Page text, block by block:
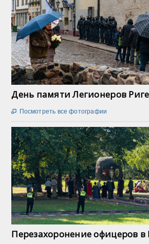
День памяти Легионеров Риге
 Посмотреть все фотографии
Перезахоронение офицеров в